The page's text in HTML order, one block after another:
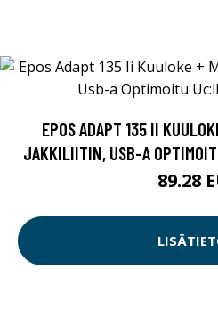
EPOS ADAPT 135 II
JAKKILIITIN, USB-A
89.28